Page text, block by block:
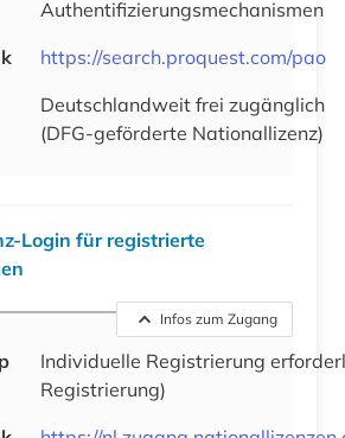
Authentifizierungsmechanismen
https://search.proquest.com/pao
Deutschlandweit frei zugänglich
(DFG-geförderte Nationallizenz)
Login für registrierte
Infos zum Zugang
Individuelle Registrierung
Registrierung)